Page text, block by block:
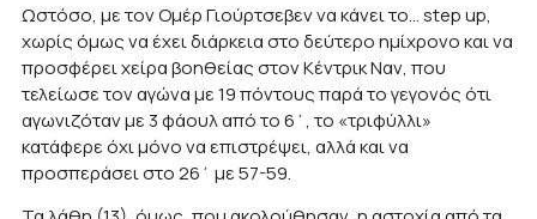
Ωστόσο, με τον Ομέρ Γιούρτσεβεν να κάνει το… step up,
χωρίς όμως να έχει διάρκεια στο δεύτερο ημίχρονο και να
προσφέρει χείρα βοηθείας στον Κέντρικ Ναν, που
τελείωσε τον αγώνα με 19 πόντους παρά το γεγονός ότι
αγωνιζόταν με 3 φάουλ από το 6΄, το «τριφύλλι»
κατάφερε όχι μόνο να επιστρέψει, αλλά και να
προσπεράσει στο 26΄ με 57-59.